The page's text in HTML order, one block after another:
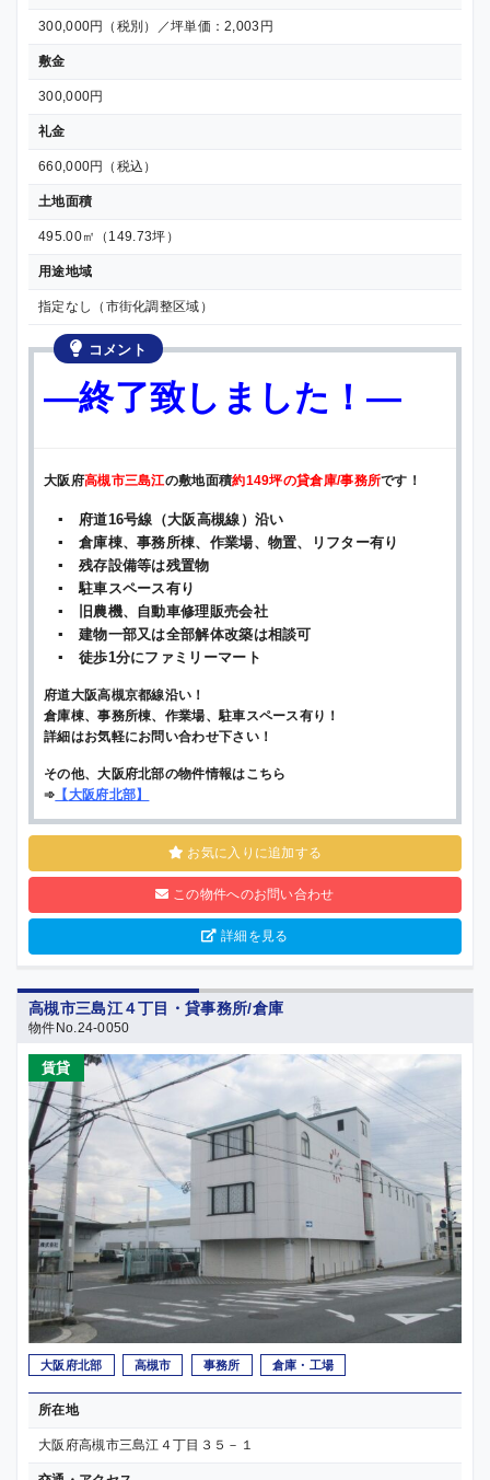
300,000円（税別）／坪単価：2,003円
敷金
300,000円
礼金
660,000円（税込）
土地面積
495.00㎡（149.73坪）
用途地域
指定なし（市街化調整区域）
コメント
—終了致しました！—
大阪府高槻市三島江の敷地面積約149坪の貸倉庫/事務所です！
▪ 府道16号線（大阪高槻線）沿い
▪ 倉庫棟、事務所棟、作業場、物置、リフター有り
▪ 残存設備等は残置物
▪ 駐車スペース有り
▪ 旧農機、自動車修理販売会社
▪ 建物一部又は全部解体改築は相談可
▪ 徒歩1分にファミリーマート
府道大阪高槻京都線沿い！
倉庫棟、事務所棟、作業場、駐車スペース有り！
詳細はお気軽にお問い合わせ下さい！
その他、大阪府北部の物件情報はこちら
➾ 【大阪府北部】
お気に入りに追加する
この物件へのお問い合わせ
詳細を見る
高槻市三島江４丁目・貸事務所/倉庫
物件No.24-0050
賃貸
大阪府北部 高槻市 事務所 倉庫・工場
所在地
大阪府高槻市三島江４丁目３５－１